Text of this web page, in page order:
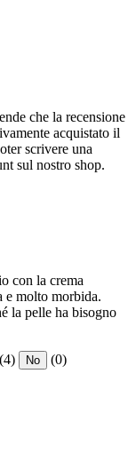
che la recensione
acquistato il
scrivere una
sul nostro shop.
con la crema
e molto morbida.
la pelle ha bisogno
(4) No (0)